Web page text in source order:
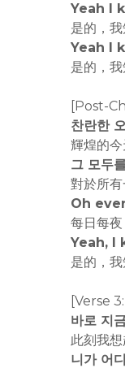
Yeah I
是的，
Yeah I
是的，
[Post-
찬란한
輝煌的今
그 모두
對於所有
Oh
每日每夜
Yeah, I
是的，
[Verse
바로 지
此刻我
니가 어